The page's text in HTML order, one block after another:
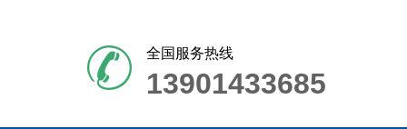
全国服务热线
13901433685